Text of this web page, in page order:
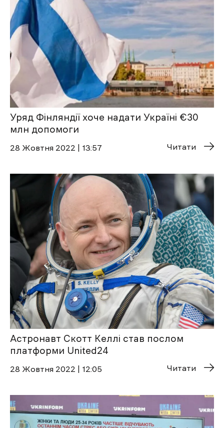
Уряд Фінляндії хоче надати Україні €30
млн допомоги
28 Жовтня 2022 | 13:57 Читати
Астронавт Скотт Келлі став послом
платформи United24
28 Жовтня 2022 | 12:05 Читати